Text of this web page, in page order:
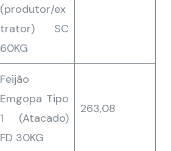
(produtor/ex
trator) SC
60KG
Feijão
Emgopa Tipo
1 (Atacado)
FD 30KG
263,08